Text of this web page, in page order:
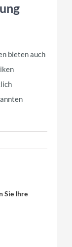
bieten auch
Sie Ihre